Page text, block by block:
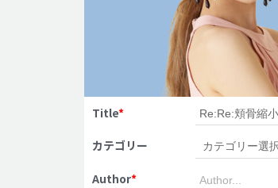
Title*
カテゴリー
Author*